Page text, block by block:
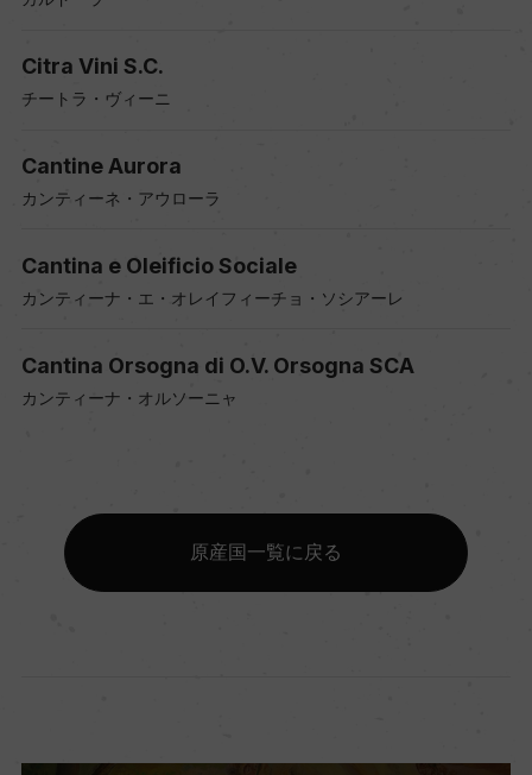
Citra Vini S.C.
チートラ・ヴィーニ
Cantine Aurora
カンティーネ・アウローラ
Cantina e Oleificio Sociale
カンティーナ・エ・オレイフィーチョ・ソシアーレ
Cantina Orsogna di O.V. Orsogna SCA
カンティーナ・オルソーニャ
原産国一覧に戻る